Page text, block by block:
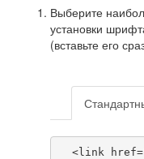
Выберите
установки
(вставьте его
<link